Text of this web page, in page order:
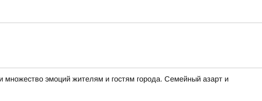
эмоций жителям и гостям города. Семейный азарт и